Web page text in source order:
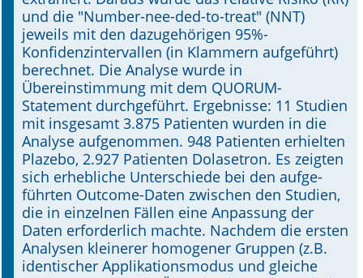
und die "Number-nee-ded-to-treat" (NNT)
jeweils mit den dazugehörigen 95%-
Konfidenzintervallen (in Klammern aufgeführt)
berechnet. Die Analyse wurde in
Übereinstimmung mit dem QUORUM-
Statement durchgeführt. Ergebnisse: 11 Studien
mit insgesamt 3.875 Patienten wurden in die
Analyse aufgenommen. 948 Patienten erhielten
Plazebo, 2.927 Patienten Dolasetron. Es zeigten
sich erhebliche Unterschiede bei den aufge-
führten Outcome-Daten zwischen den Studien,
die in einzelnen Fällen eine Anpassung der
Daten erforderlich machte. Nachdem die ersten
Analysen kleinerer homogener Gruppen (z.B.
identischer Applikationsmodus und gleiche